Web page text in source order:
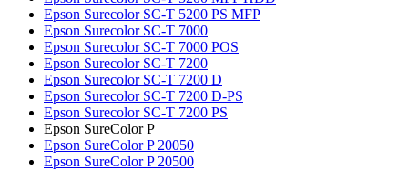
Epson Surecolor SC-T 5200 PS MFP
Epson Surecolor SC-T 7000
Epson Surecolor SC-T 7000 POS
Epson Surecolor SC-T 7200
Epson Surecolor SC-T 7200 D
Epson Surecolor SC-T 7200 D-PS
Epson Surecolor SC-T 7200 PS
Epson SureColor P
Epson SureColor P 20050
Epson SureColor P 20500